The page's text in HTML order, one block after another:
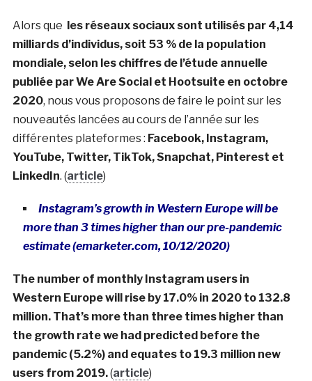
Alors que les réseaux sociaux sont utilisés par 4,14
milliards d’individus, soit 53 % de la population
mondiale, selon les chiffres de l’étude annuelle
publiée par We Are Social et Hootsuite en octobre
2020, nous vous proposons de faire le point sur les
nouveautés lancées au cours de l’année sur les
différentes plateformes : Facebook, Instagram,
YouTube, Twitter, TikTok, Snapchat, Pinterest et
LinkedIn. (article)
Instagram’s growth in Western Europe will be
more than 3 times higher than our pre-pandemic
estimate (emarketer.com, 10/12/2020)
The number of monthly Instagram users in
Western Europe will rise by 17.0% in 2020 to 132.8
million. That’s more than three times higher than
the growth rate we had predicted before the
pandemic (5.2%) and equates to 19.3 million new
users from 2019.(article)